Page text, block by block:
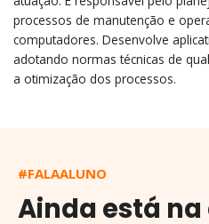
processos de manutenção e
computadores. Desenvolve
adotando normas técnicas de
a otimização dos processos.
#FALAALUNO
Ainda está